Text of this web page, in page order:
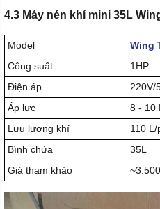
4.3 Máy nén khí mini 35L
Model
Wing
Công suất
1HP
Điện áp
220V/
Áp lực
8 - 10
Lưu lượng khí
110 L/
Bình chứa
35L
Giá tham khảo